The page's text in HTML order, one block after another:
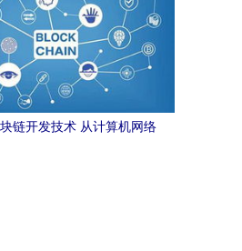
链开发技术 从计算机网络